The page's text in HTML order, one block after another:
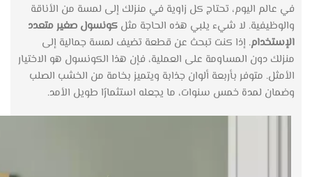
في عالم اليوم، تحتاج كل زاوية في منزلك إلى لمسة من الأناقة
والوظيفية. لا شيء يلبي هذه الحاجة مثل كونسول صغير متعدد
الإستخدام. إذا كنت تبحث عن قطعة تضيف لمسة جمالية إلى
منزلك دون المساومة على العملية، فإن هذا الكونسول هو الاختيار
الأمثل. متوفر بأربعة ألوان جذابة ويتميز بخامة من الخشب الصلب
وضمان لمدة خمس سنوات، ما يجعله استثمارًا طويل الأمد.